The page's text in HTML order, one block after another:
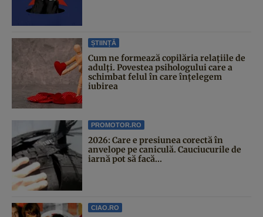
ȘTIINȚĂ
Cum ne formează copilăria relațiile de
adulți. Povestea psihologului care a
schimbat felul în care înțelegem
iubirea
PROMOTOR.RO
2026: Care e presiunea corectă în
anvelope pe caniculă. Cauciucurile de
iarnă pot să facă...
CIAO.RO